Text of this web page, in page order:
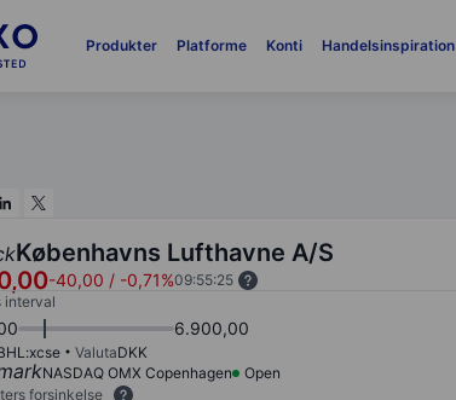
Produkter Platforme Konti Handelsinspiration
Københavns Lufthavne A/S
-40,00 / -0,71%09:55:25
interval
6.900,00
ValutaDKK
NASDAQ OMX Copenhagen
Open
forsinkelse